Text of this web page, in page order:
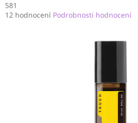
581
Průměrné
12 hodnocení Podrobnosti hodnocení